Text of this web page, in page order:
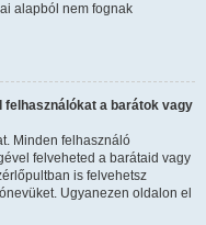
alapból nem fognak
felhasználókat a barátok vagy
Minden felhasználó
felveheted a barátaid vagy
is felvehetsz
Ugyanezen oldalon el